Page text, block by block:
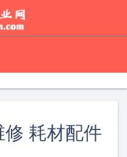
耗材配件